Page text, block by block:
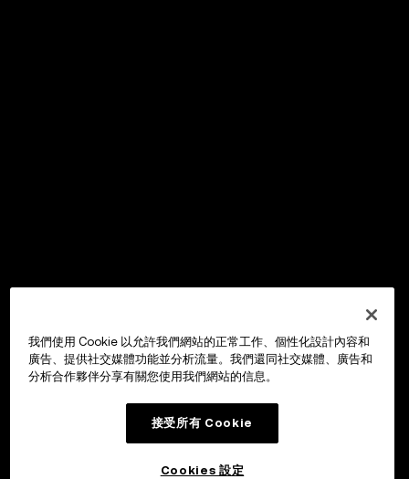
我們使用 Cookie 以允許我們網站的正常工作、個性化設計內容和
廣告、提供社交媒體功能並分析流量。我們還同社交媒體、廣告和
分析合作夥伴分享有關您使用我們網站的信息。
接受所有 Cookie
Cookies 設定